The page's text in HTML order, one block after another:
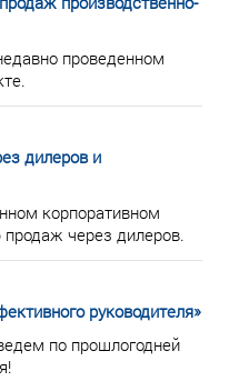
проведенном
дилеров и
корпоративном
через дилеров.
руководителя»
по прошлогодней